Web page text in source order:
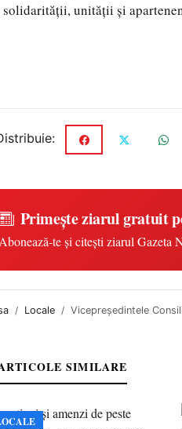
solidarității, unității și
Primește ziarul gratuit
Abonează-te și citești ziarul Gazeta
Locale Vicepreședintele
SIMILARE